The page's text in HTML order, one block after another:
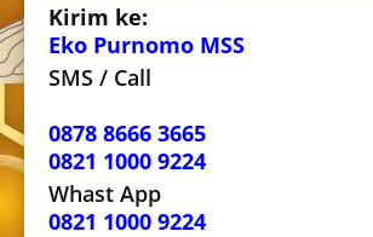
Kirim ke:
Eko Purnomo MSS
SMS / Call
0878 8666 3665
0821 1000 9224
Whast App
0821 1000 9224